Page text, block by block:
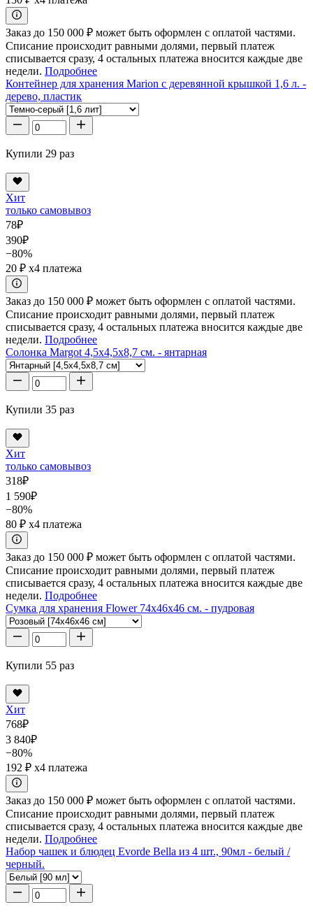
Заказ до 150 000 ₽ может быть оформлен с оплатой частями.
Списание происходит равными долями, первый платеж
списывается сразу, 4 остальных платежа вносится каждые две
недели. Подробнее
Контейнер для хранения Marion с деревянной крышкой 1,6 л. -
дерево, пластик
Купили 29 раз
Хит
только самовывоз
78₽
390₽
−80%
20 ₽ x4 платежа
Заказ до 150 000 ₽ может быть оформлен с оплатой частями.
Списание происходит равными долями, первый платеж
списывается сразу, 4 остальных платежа вносится каждые две
недели. Подробнее
Солонка Margot 4,5x4,5x8,7 см. - янтарная
Купили 35 раз
Хит
только самовывоз
318₽
1 590₽
−80%
80 ₽ x4 платежа
Заказ до 150 000 ₽ может быть оформлен с оплатой частями.
Списание происходит равными долями, первый платеж
списывается сразу, 4 остальных платежа вносится каждые две
недели. Подробнее
Сумка для хранения Flower 74x46x46 см. - пудровая
Купили 55 раз
Хит
768₽
3 840₽
−80%
192 ₽ x4 платежа
Заказ до 150 000 ₽ может быть оформлен с оплатой частями.
Списание происходит равными долями, первый платеж
списывается сразу, 4 остальных платежа вносится каждые две
недели. Подробнее
Набор чашек и блюдец Evorde Bella из 4 шт., 90мл - белый /
черный.